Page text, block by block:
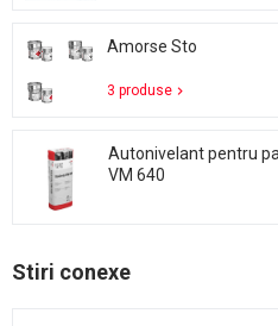
Amorse Sto
3 produse
Autonivelant pentru
VM 640
Stiri conexe